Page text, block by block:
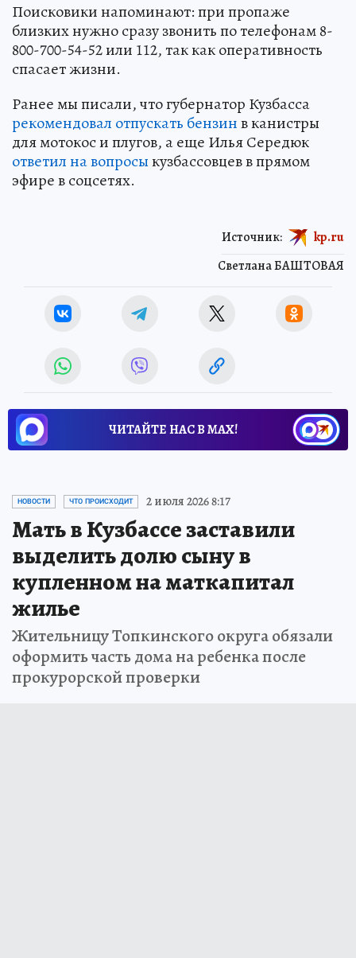
Поисковики напоминают: при пропаже
близких нужно сразу звонить по телефонам 8-
800-700-54-52 или 112, так как оперативность
спасает жизни.
Ранее мы писали, что губернатор Кузбасса
рекомендовал отпускать бензинв канистры
для мотокос и плугов, а еще Илья Середюк
ответил на вопросыкузбассовцев в прямом
эфире в соцсетях.
Светлана БАШТОВАЯ
Источник: kp.ru
ЧИТАЙТЕ НАС В МАХ!
НОВОСТИ ЧТО ПРОИСХОДИТ 2 июля 2026 8:17
Мать в Кузбассе заставили
выделить долю сыну в
купленном на маткапитал
жилье
Жительницу Топкинского округа обязали
оформить часть дома на ребенка после
прокурорской проверки